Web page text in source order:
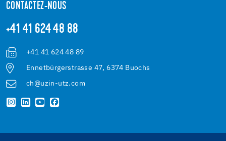
CONTACTEZ-NOUS
+41 41 624 48 88
+41 41 624 48 89
Ennetbürgerstrasse 47, 6374 Buochs
ch@uzin-utz.com